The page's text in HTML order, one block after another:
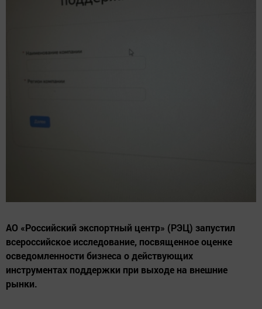
АО «Российский экспортный центр» (РЭЦ) запустил
всероссийское исследование, посвященное оценке
осведомленности бизнеса о действующих
инструментах поддержки при выходе на внешние
рынки.